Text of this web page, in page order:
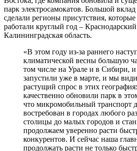
парк электросамокатов. Большой вклад
сделали регионы присутствия, которые
работали круглый год –
Калининградская область.
«В этом году из-за раннего
климатической весны большую
том числе на Урале и в Сибири,
запустили уже в марте, и мы
растущий спрос в этих
качественно обновили парк в
что микромобильный транспорт
востребован в городах любого
столицы до малых городов и
продолжаем уверенно расти
конкурентов. И сейчас наша
продолжать расти не только